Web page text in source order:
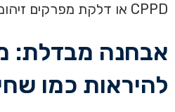
CPPD או דלקת מפרקים זיהומית – לא רק על שחיקה.
אבחנה מבדלת:
להיראות כמו